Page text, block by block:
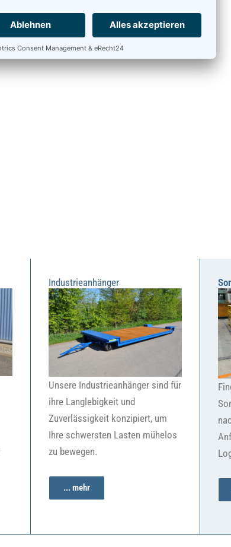
Industrieanhänger
Unsere Industrieanhänger sind für
ihre Langlebigkeit und
Zuverlässigkeit konzipiert, um
Ihre schwersten Lasten mühelos
zu bewegen.
... mehr